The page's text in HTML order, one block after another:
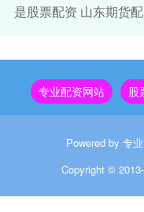
是股票配资 山东期货
专业配资网站 股
Powered by 专
Copyright ©